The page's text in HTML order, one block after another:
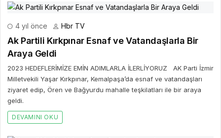
4 yıl önce Hbr TV
Ak Partili Kırkpınar Esnaf ve Vatandaşlarla Bir
Araya Geldi
2023 HEDEFLERİMİZE EMİN ADIMLARLA İLERLİYORUZ AK Parti İzmir
Milletvekili Yaşar Kırkpınar, Kemalpaşa’da esnaf ve vatandaşları
ziyaret edip, Ören ve Bağyurdu mahalle teşkilatları ile bir araya
geldi.
DEVAMINI OKU